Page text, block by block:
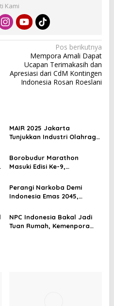
Kami
Pos berikutnya
Mempora Amali Dapat
Ucapan Terimakasih dan
Apresiasi dari CdM Kontingen
Indonesia Rosan Roeslani
MAIR 2025 Jakarta
Tunjukkan Industri Olahraga
Borobudur Marathon
Masuki Edisi Ke-9,
Kolaborasi
Perangi Narkoba Demi
Indonesia Emas 2045,
NPC Indonesia Bakal Jadi
Tuan Rumah, Kemenpora